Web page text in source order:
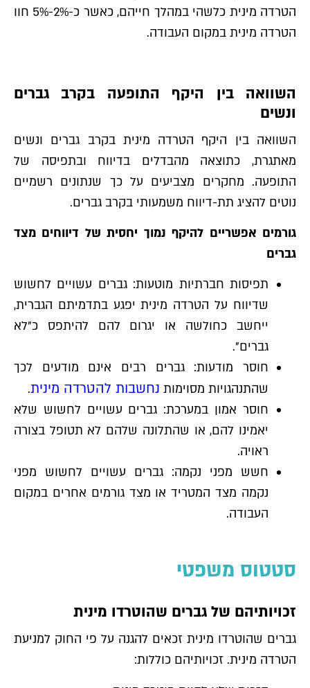
הטרדה מינית כלשהי במהלך חייהם, כאשר כ-2%-5% חוו
הטרדה מינית במקום העבודה.
השוואה בין היקף התופעה בקרב גברים
ונשים
השוואה בין היקף הטרדה מינית בקרב גברים ונשים
מאתגרת, כתוצאה מהבדלים בדיווח ובתפיסה של
התופעה. מחקרים מצביעים על כך שנתונים רשמיים
נוטים להציג תת-דיווח משמעותי בקרב גברים.
גורמים אפשריים להיקף נמוך יחסית של דיווחים מצד
גברים
תפיסות חברתיות מוטעות: גברים עשויים לחשוש
שדיווח על הטרדה מינית יפגע בתדמיתם הגברית,
ייחשב כחולשה או יגרום להם להיתפס כ"לא
גברים".
חוסר מודעות: גברים רבים אינם מודעים לכך
שהתנהגויות מסוימות נחשבות להטרדה מינית.
חוסר אמון במערכת: גברים עשויים לחשוש שלא
יאמינו להם, או שהתלונה שלהם לא תטופל בצורה
ראויה.
חשש מפני נקמה: גברים עשויים לחשוש מפני
נקמה מצד המטריד או מצד גורמים אחרים במקום
העבודה.
סטטוס משפטי
זכויותיהם של גברים שהוטרדו מינית
גברים שהוטרדו מינית זכאים להגנה על פי החוק למניעת
הטרדה מינית. זכויותיהם כוללות: